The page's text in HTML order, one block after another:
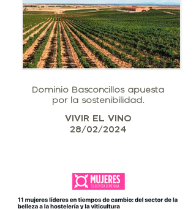
Dominio Basconcillos apuesta
por la sostenibilidad.
VIVIR EL VINO
28/02/2024